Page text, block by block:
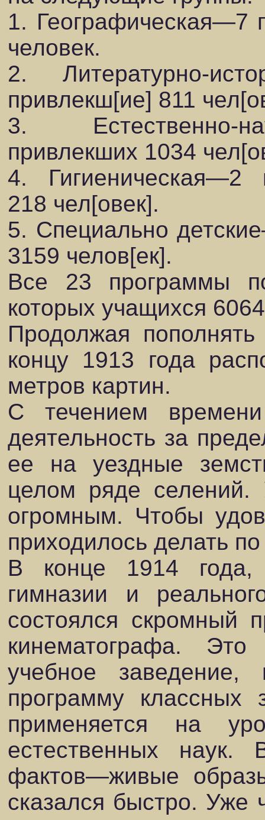
1. Географическая—7
человек.
2. Литературно-
привлекш[ие] 811
3. Естественно-
привлекших 1034
4. Гигиеническая—2
218 чел[овек].
5. Специально
3159 челов[ек].
Все 23 программы
которых учащихся
Продолжая
концу 1913 года
метров картин.
С течением
деятельность за
ее на уездные
целом ряде селений.
огромным. Чтобы
приходилось делать
В конце 1914
гимназии и
состоялся скромный
кинематографа.
учебное
программу классных
применяется на
естественных наук.
фактов—живые
сказался быстро. Уже